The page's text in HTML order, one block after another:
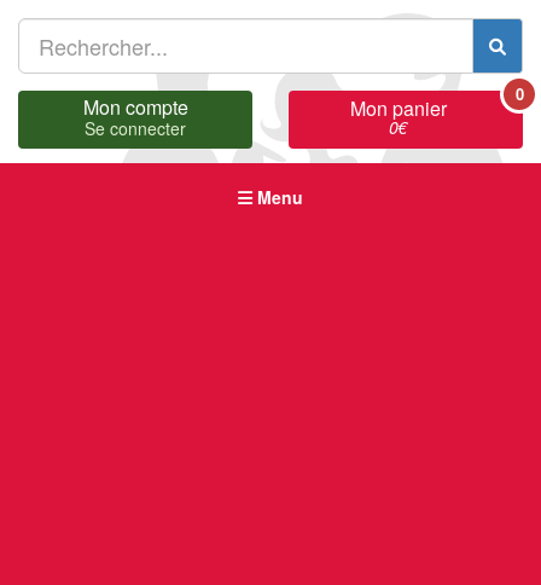
Mon compte
Se connecter
Mon panier
0€
0
Menu